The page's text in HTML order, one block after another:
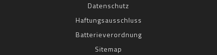
Datenschutz
Haftungsausschluss
Batterieverordnung
Sitemap